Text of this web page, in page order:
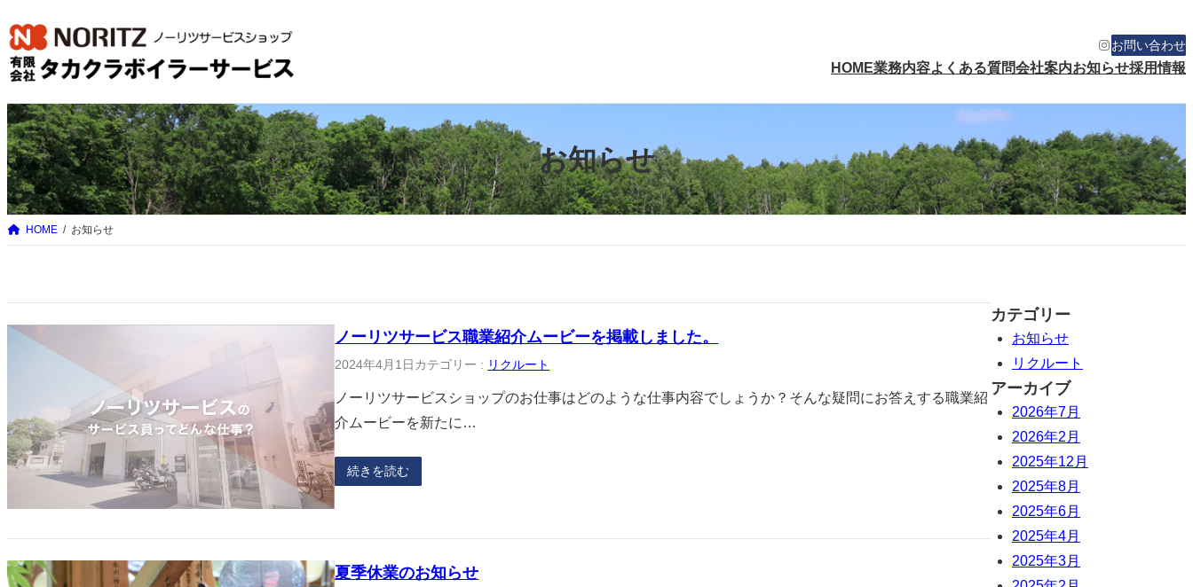
容
を
キ
ッ
プ
Instagram
お問い合わせ
HOME業務内容よくある質問会社案内お知らせ採用情報
お知らせ
HOME お知らせ
ノーリツサービス職業紹介ムービーを掲載しました。
2024年4月1日 カテゴリー : リクルート
ノーリツサービスショップのお仕事はどのような仕事内容でしょうか？そんな疑問にお答えする職業紹
介ムービーを新たに…
続きを読む
夏季休業のお知らせ
カテゴリー
お知らせ
リクルート
アーカイブ
2026年7月
2026年2月
2025年12月
2025年8月
2025年6月
2025年4月
2025年3月